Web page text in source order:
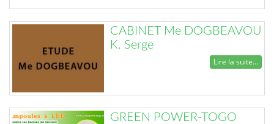
CABINET Me DOGBEAVOU
K. Serge
Lire la suite...
GREEN POWER-TOGO